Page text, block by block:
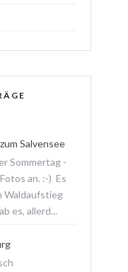
Salvensee
Sommertag -
an. :-) Es
Waldaufstieg
es, allerd...